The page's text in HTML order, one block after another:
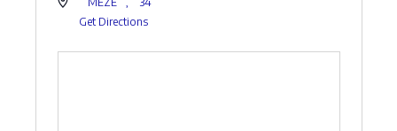
Get Directions